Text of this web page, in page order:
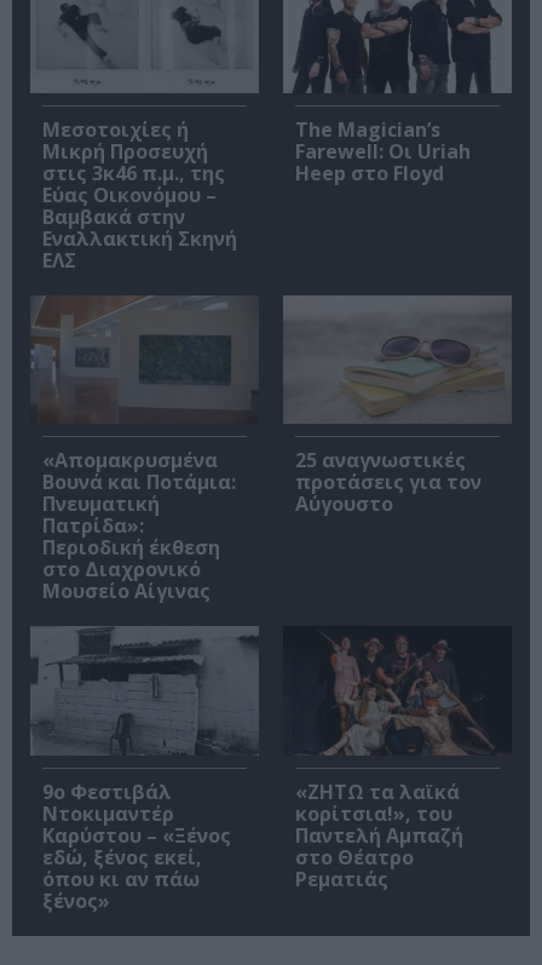
Μεσοτοιχίες ή
Μικρή Προσευχή
στις 3κ46 π.μ., της
Εύας Οικονόμου –
Βαμβακά στην
Εναλλακτική Σκηνή
ΕΛΣ
The Magician’s
Farewell: Οι Uriah
Heep στο Floyd
«Απομακρυσμένα
Βουνά και Ποτάμια:
Πνευματική
Πατρίδα»:
Περιοδική έκθεση
στο Διαχρονικό
Μουσείο Αίγινας
25 αναγνωστικές
προτάσεις για τον
Αύγουστο
9ο Φεστιβάλ
Ντοκιμαντέρ
Καρύστου – «Ξένος
εδώ, ξένος εκεί,
όπου κι αν πάω
ξένος»
«ΖΗΤΩ τα λαϊκά
κορίτσια!», του
Παντελή Αμπαζή
στο Θέατρο
Ρεματιάς